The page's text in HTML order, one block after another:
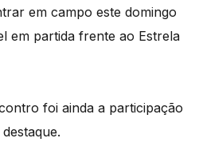
em campo este domingo
em partida frente ao Estrela
foi ainda a participação